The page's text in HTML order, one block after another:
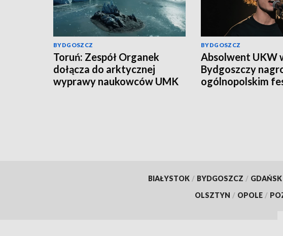
BYDGOSZCZ
Toruń: Zespół Organek
dołącza do arktycznej
wyprawy naukowców UMK
BYDGOSZCZ
Absolwent UKW
Bydgoszczy
ogólnopolskim
BIAŁYSTOK / BYDGOSZCZ / GDAŃSK
OLSZTYN / OPOLE /